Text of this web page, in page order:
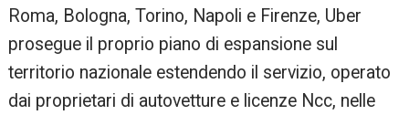
Roma, Bologna, Torino, Napoli e Firenze, Uber
prosegue il proprio piano di espansione sul
territorio nazionale estendendo il servizio, operato
dai proprietari di autovetture e licenze Ncc, nelle